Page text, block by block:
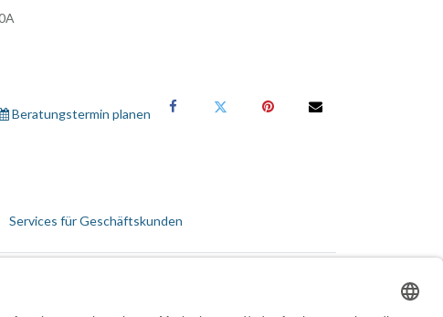
Beratungstermin planen
Services für Geschäftskunden